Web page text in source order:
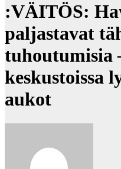
:VÄITÖS:
paljastavat
tuhoutumisia
keskustoissa
aukot